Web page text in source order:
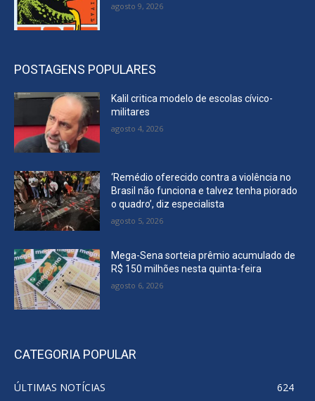
agosto 9, 2026
POSTAGENS POPULARES
Kalil critica modelo de escolas cívico-
militares
agosto 4, 2026
‘Remédio oferecido contra a violência no
Brasil não funciona e talvez tenha piorado
o quadro’, diz especialista
agosto 5, 2026
Mega-Sena sorteia prêmio acumulado de
R$ 150 milhões nesta quinta-feira
agosto 6, 2026
CATEGORIA POPULAR
ÚLTIMAS NOTÍCIAS
624